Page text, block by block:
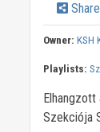
Share
Owner: KSH
Playlists:
Szekciója